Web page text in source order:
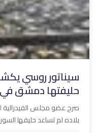
سيناتور روسي
حليفتها دمشق في
صرح عضو مجلس الفيدرالية
بلاده لم تساعد حليفها